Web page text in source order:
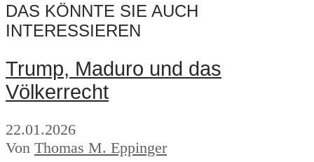
DAS KÖNNTE SIE AUCH
INTERESSIEREN
Trump, Maduro und das
Völkerrecht
22.01.2026
Von Thomas M. Eppinger